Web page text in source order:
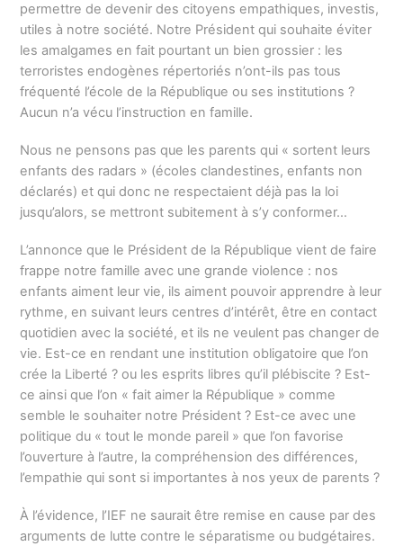
permettre de devenir des citoyens empathiques, investis,
utiles à notre société. Notre Président qui souhaite éviter
les amalgames en fait pourtant un bien grossier : les
terroristes endogènes répertoriés n’ont-ils pas tous
fréquenté l’école de la République ou ses institutions ?
Aucun n’a vécu l’instruction en famille.
Nous ne pensons pas que les parents qui « sortent leurs
enfants des radars » (écoles clandestines, enfants non
déclarés) et qui donc ne respectaient déjà pas la loi
jusqu’alors, se mettront subitement à s’y conformer…
L’annonce que le Président de la République vient de faire
frappe notre famille avec une grande violence : nos
enfants aiment leur vie, ils aiment pouvoir apprendre à leur
rythme, en suivant leurs centres d’intérêt, être en contact
quotidien avec la société, et ils ne veulent pas changer de
vie. Est-ce en rendant une institution obligatoire que l’on
crée la Liberté ? ou les esprits libres qu’il plébiscite ? Est-
ce ainsi que l’on « fait aimer la République » comme
semble le souhaiter notre Président ? Est-ce avec une
politique du « tout le monde pareil » que l’on favorise
l’ouverture à l’autre, la compréhension des différences,
l’empathie qui sont si importantes à nos yeux de parents ?
À l’évidence, l’IEF ne saurait être remise en cause par des
arguments de lutte contre le séparatisme ou budgétaires.